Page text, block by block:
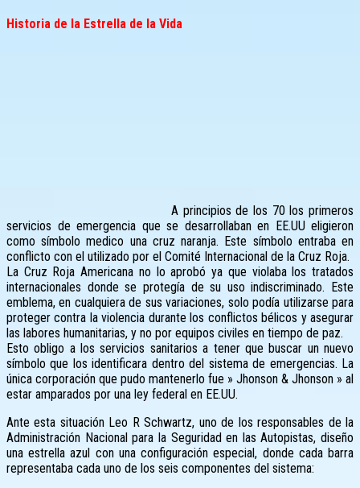
Historia de la Estrella de la Vida
A principios de los 70 los primeros
servicios de emergencia que se desarrollaban en EE.UU eligieron
como símbolo medico una cruz naranja. Este símbolo entraba en
conflicto con el utilizado por el Comité Internacional de la Cruz Roja.
La Cruz Roja Americana no lo aprobó ya que violaba los tratados
internacionales donde se protegía de su uso indiscriminado. Este
emblema, en cualquiera de sus variaciones, solo podía utilizarse para
proteger contra la violencia durante los conflictos bélicos y asegurar
las labores humanitarias, y no por equipos civiles en tiempo de paz.
Esto obligo a los servicios sanitarios a tener que buscar un nuevo
símbolo que los identificara dentro del sistema de emergencias. La
única corporación que pudo mantenerlo fue » Jhonson & Jhonson » al
estar amparados por una ley federal en EE.UU.
Ante esta situación Leo R Schwartz, uno de los responsables de la
Administración Nacional para la Seguridad en las Autopistas, diseño
una estrella azul con una configuración especial, donde cada barra
representaba cada uno de los seis componentes del sistema: